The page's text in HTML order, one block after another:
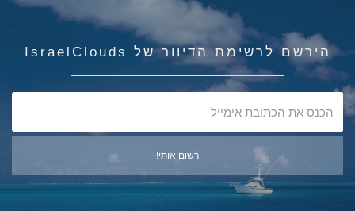
הירשם לרשימת הדיוור של IsraelClouds